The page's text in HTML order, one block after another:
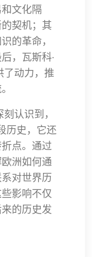
文化隔
契机；其
的革命，
，瓦斯科·
了动力，推
认识到，
历史，它还
点。通过
洲如何通
对世界历
影响不仅
的历史发